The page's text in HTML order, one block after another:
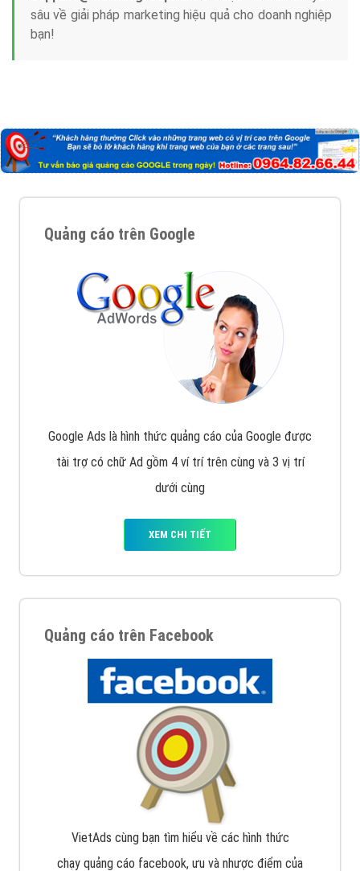
sâu về giải pháp marketing hiệu quả cho doanh nghiệp
bạn!
Quảng cáo trên Google
Google Ads là hình thức quảng cáo của Google được
tài trợ có chữ Ad gồm 4 ví trí trên cùng và 3 vị trí
dưới cùng
XEM CHI TIẾT
Quảng cáo trên Facebook
VietAds cùng bạn tìm hiểu về các hình thức
chạy quảng cáo facebook, ưu và nhược điểm của